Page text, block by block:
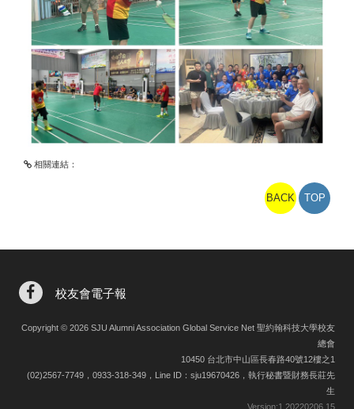
相關連結：
BACK TOP
校友會電子報
Copyright © 2026 SJU Alumni Association Global Service Net 聖約翰科技大學校友
總會
10450 台北市中山區長春路40號12樓之1
(02)2567-7749，0933-318-349，Line ID：sju19670426，執行秘書暨財務長莊先
生
Version:1.20220206.15